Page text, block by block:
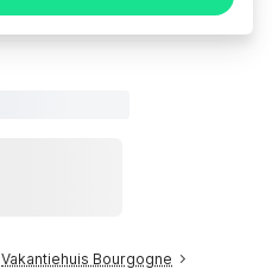
Vakantiehuis Bourgogne